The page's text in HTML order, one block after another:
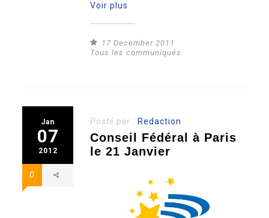
Voir plus
17 December 2011
Tous les communiqués
Jan
07
2012
0
Posté par : Redaction
Conseil Fédéral à Paris
le 21 Janvier